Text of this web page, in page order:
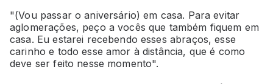
"(Vou passar o aniversário) em casa. Para evitar
aglomerações, peço a vocês que também fiquem em
casa. Eu estarei recebendo esses abraços, esse
carinho e todo esse amor à distância, que é como
deve ser feito nesse momento".